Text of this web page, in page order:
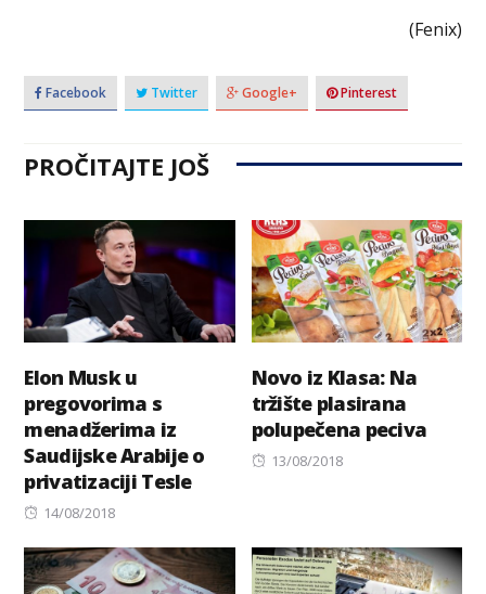
(Fenix)
Facebook Twitter Google+ Pinterest
PROČITAJTE JOŠ
Elon Musk u
pregovorima s
menadžerima iz
Saudijske Arabije o
privatizaciji Tesle
Posted
14/08/2018
Novo iz Klasa: Na
tržište plasirana
polupečena peciva
Posted
13/08/2018